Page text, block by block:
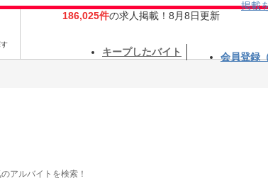
186,025件の求人掲載！8月8日更新
掲載
キープしたバイト 会員登録
アルバイトを検索！